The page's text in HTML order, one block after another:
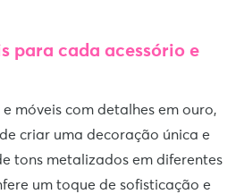
para cada acessório e
móveis com detalhes em ouro,
criar uma decoração única e
tons metalizados em diferentes
um toque de sofisticação e